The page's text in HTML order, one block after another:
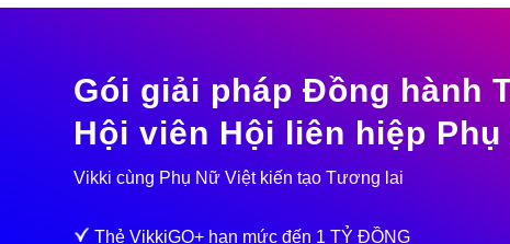
Gói giải pháp Đồng hành
Hội viên Hội liên hiệp
Vikki cùng Phụ Nữ Việt kiến tạo Tương lai
Thẻ VikkiGO+ hạn mức đến 1 TỶ ĐỒNG